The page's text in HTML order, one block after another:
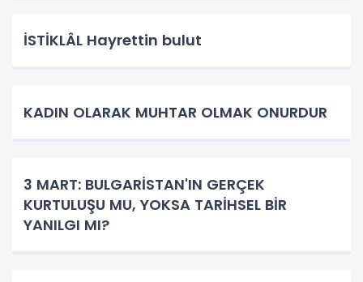
İSTİKLÂL Hayrettin bulut
KADIN OLARAK MUHTAR OLMAK ONURDUR
3 MART: BULGARİSTAN'IN GERÇEK
KURTULUŞU MU, YOKSA TARİHSEL BİR
YANILGI MI?